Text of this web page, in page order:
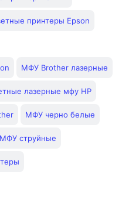
принтеры Epson
МФУ Brother лазерные
лазерные мфу HP
МФУ черно белые
МФУ струйные